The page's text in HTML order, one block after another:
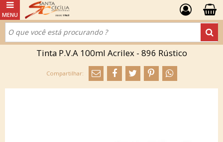
Tinta P.V.A 100ml Acrilex - 896 Rústico